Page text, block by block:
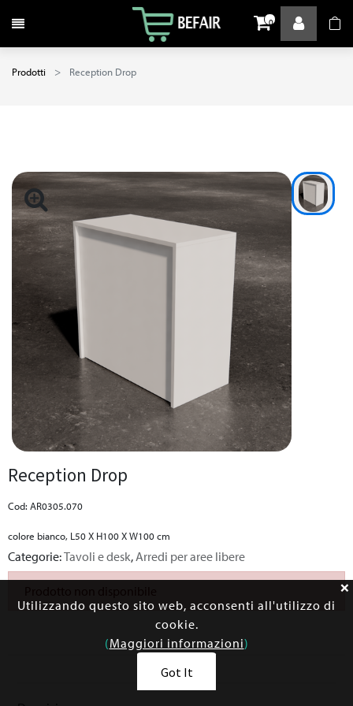
Attiva / disattiva la navigazione 0
Prodotti Reception Drop
Reception Drop
Cod: AR0305.070
colore bianco, L50 X H100 X W100 cm
Categorie:Tavoli e desk,Arredi per aree libere
Utilizzando questo sito web, acconsenti all'utilizzo di
cookie.
(Maggiori informazioni)
Got It